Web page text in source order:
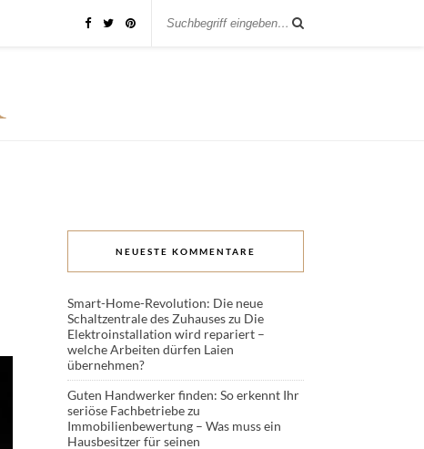
NEUESTE KOMMENTARE
Smart-Home-Revolution: Die neue
Schaltzentrale des Zuhauseszu Die
Elektroinstallation wird repariert –
welche Arbeiten dürfen Laien
übernehmen?
Guten Handwerker finden: So erkennt Ihr
seriöse Fachbetriebezu
Immobilienbewertung – Was muss ein
Hausbesitzer für seinen